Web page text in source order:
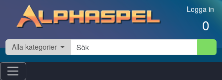
Hoppa till innehåll Logga in
0
Alla kategorier